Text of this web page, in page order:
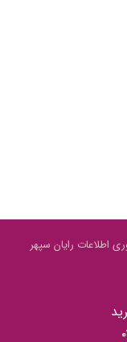
اطلاعات رایان سپهر